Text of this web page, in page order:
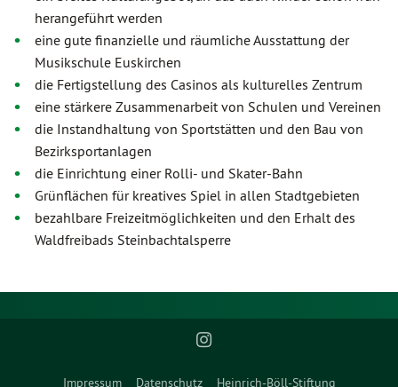
Impressum Datenschutz Heinrich-Böll-Stiftung
herangeführt werden
eine gute finanzielle und räumliche Ausstattung der
Musikschule Euskirchen
die Fertigstellung des Casinos als kulturelles Zentrum
eine stärkere Zusammenarbeit von Schulen und Vereinen
die Instandhaltung von Sportstätten und den Bau von
Bezirksportanlagen
die Einrichtung einer Rolli- und Skater-Bahn
Grünflächen für kreatives Spiel in allen Stadtgebieten
bezahlbare Freizeitmöglichkeiten und den Erhalt des
Waldfreibads Steinbachtalsperre